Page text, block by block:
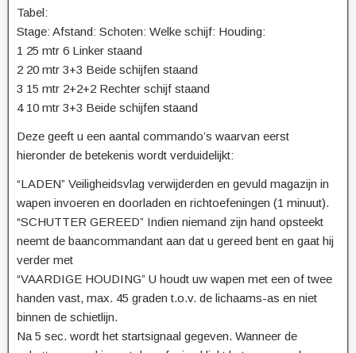
Tabel:
Stage: Afstand: Schoten: Welke schijf: Houding:
1 25 mtr 6 Linker staand
2 20 mtr 3+3 Beide schijfen staand
3 15 mtr 2+2+2 Rechter schijf staand
4 10 mtr 3+3 Beide schijfen staand
Deze geeft u een aantal commando’s waarvan eerst
hieronder de betekenis wordt verduidelijkt:
“LADEN” Veiligheidsvlag verwijderden en gevuld magazijn in
wapen invoeren en doorladen en richtoefeningen (1 minuut).
“SCHUTTER GEREED” Indien niemand zijn hand opsteekt
neemt de baancommandant aan dat u gereed bent en gaat hij
verder met
“VAARDIGE HOUDING” U houdt uw wapen met een of twee
handen vast, max. 45 graden t.o.v. de lichaams-as en niet
binnen de schietlijn.
Na 5 sec. wordt het startsignaal gegeven. Wanneer de